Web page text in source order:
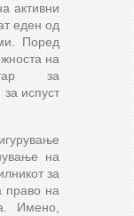
активни
еден од
Поред
на
за
за испуст
на
за
право на
Имено,